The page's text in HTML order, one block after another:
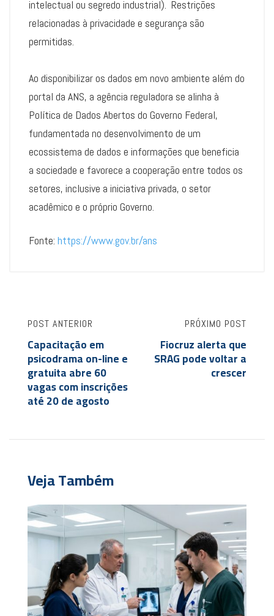
intelectual ou segredo industrial). Restrições
relacionadas à privacidade e segurança são
permitidas.
Ao disponibilizar os dados em novo ambiente além do
portal da ANS, a agência reguladora se alinha à
Política de Dados Abertos do Governo Federal,
fundamentada no desenvolvimento de um
ecossistema de dados e informações que beneficia
a sociedade e favorece a cooperação entre todos os
setores, inclusive a iniciativa privada, o setor
acadêmico e o próprio Governo.
Fonte: https://www.gov.br/ans
POST ANTERIOR
Capacitação em
psicodrama on-line e
gratuita abre 60
vagas com inscrições
até 20 de agosto
PRÓXIMO POST
Fiocruz alerta que
SRAG pode voltar a
crescer
Veja Também